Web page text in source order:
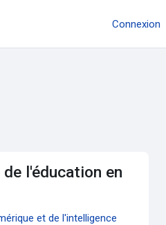
Connexion
l'éducation en
et de l'intelligence